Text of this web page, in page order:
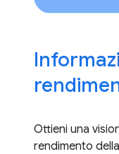
Ottieni una
rendimento